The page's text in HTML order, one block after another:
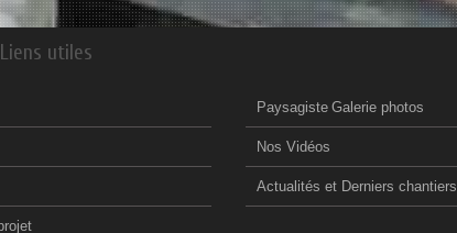
Liens utiles
Paysagiste Galerie photos
Nos Vidéos
Actualités et Derniers chantiers